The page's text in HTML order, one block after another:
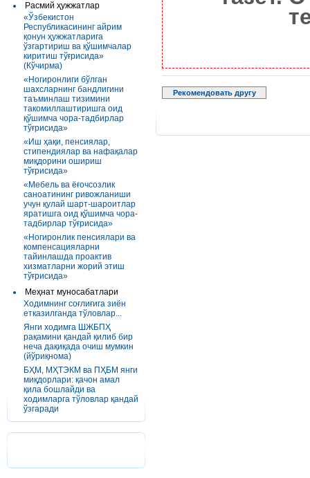
Расмий ҳужжатлар
«Ўзбекистон
Республикасининг айрим
қонун ҳужжатларига
ўзгартириш ва қўшимчалар
киритиш тўғрисида»
(Кўчирма)
«Ногиронлиги бўлган
шахсларнинг бандлигини
таъминлаш тизимини
такомиллаштиришга оид
қўшимча чора-тадбирлар
тўғрисида»
«Иш ҳақи, пенсиялар,
стипендиялар ва нафақалар
миқдорини ошириш
тўғрисида»
«Мебель ва ёғочсозлик
саноатининг ривожланиши
учун қулай шарт-шароитлар
яратишга оид қўшимча чора-
тадбирлар тўғрисида»
«Ногиронлик пенсиялари ва
компенсацияларни
тайинлашда проактив
хизматларни жорий этиш
тўғрисида»
Меҳнат муносабатлари
Ходимнинг соғлиғига зиён
етказилганда тўловлар...
Янги ходимга ШЖБПҲ
рақамини қандай қилиб бир
неча дақиқада очиш мумкин
(йўриқнома)
БҲМ, МҲТЭКМ ва ПҲБМ янги
миқдорлари: қачон амал
қила бошлайди ва
ходимларга тўловлар қандай
ўзгаради
Рекомендовать другу